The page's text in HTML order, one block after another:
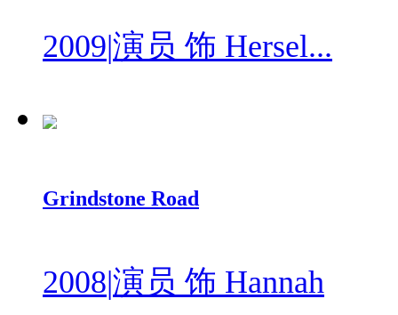
2009|演员 饰 Hersel...
Grindstone Road
2008|演员 饰 Hannah